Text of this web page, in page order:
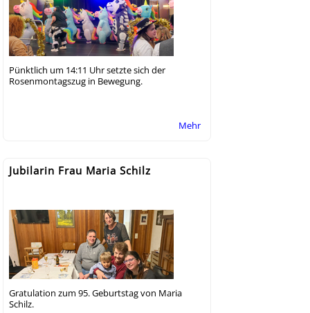
Pünktlich um 14:11 Uhr setzte sich der
Rosenmontagszug in Bewegung.
Mehr
Jubilarin Frau Maria Schilz
Gratulation zum 95. Geburtstag von Maria
Schilz.